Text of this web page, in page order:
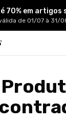
70% em artigos
de 01/07 à 31/